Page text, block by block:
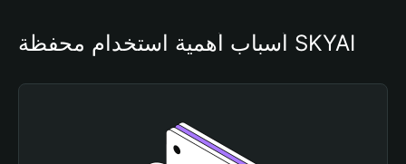
أسباب أهمية استخدام محفظة SKYAI